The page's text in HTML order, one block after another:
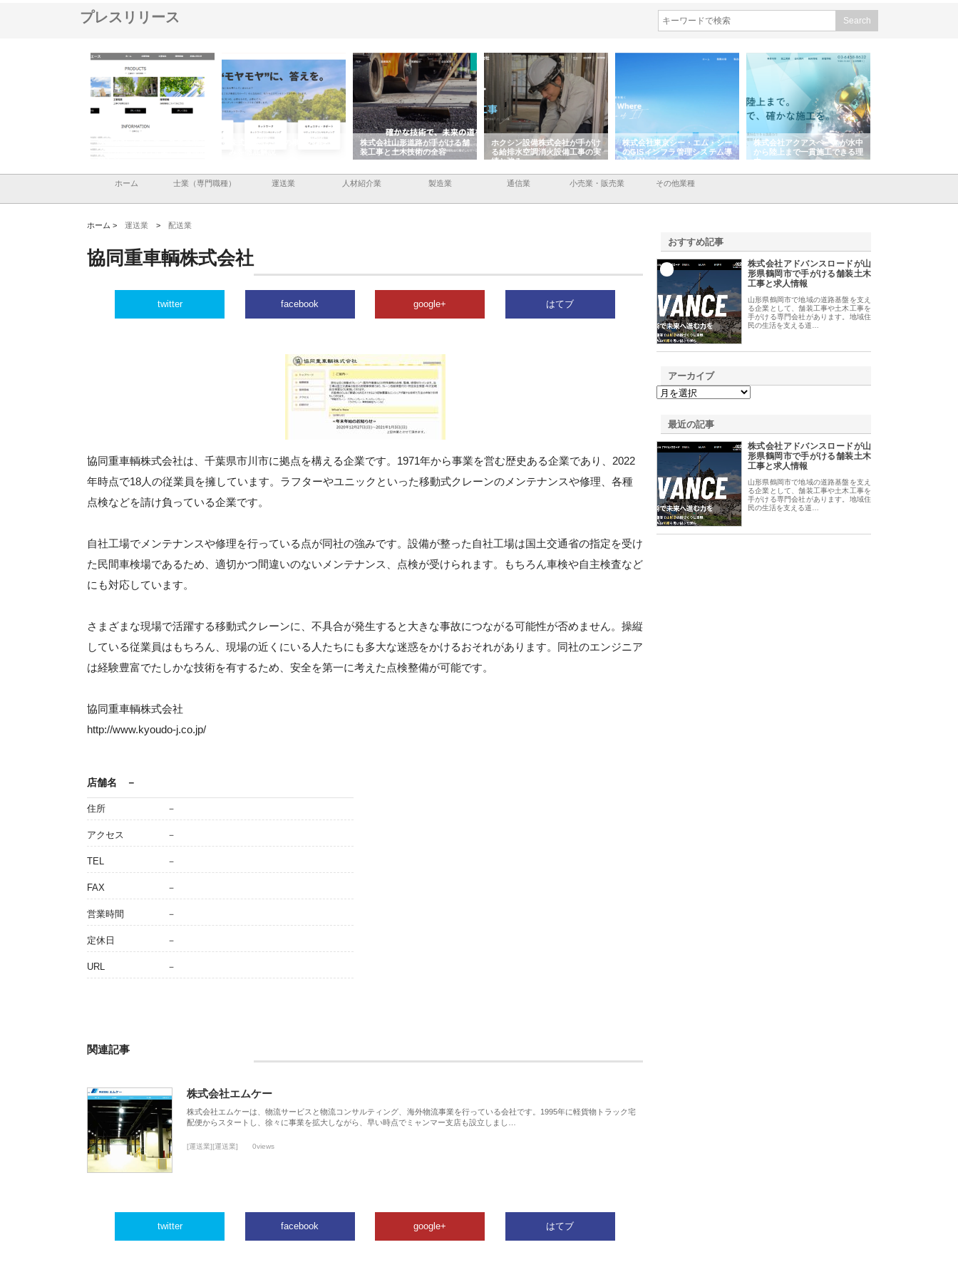
プレスリリース
イトが提供する充実した情報内
株式会社ＣＳＡの事業内容と強
株式会社山形道路が手がける舗
装工事と土木技術の全容
ホクシン設備株式会社が手がけ
る給排水空調消火設備工事の実
績と強み
株式会社東京シー・エム・シー
のGISインフラ管理システム導
入メリット
株式会社アクアスペースが水中
から陸上まで一貫施工できる理
由
ホーム 士業（専門職種） 運送業 人材紹介業 製造業 通信業 小売業・販売業 その他業種
ホーム > 運送業 > 配送業
協同重車輌株式会社
twitter facebook google+ はてブ
協同重車輌株式会社は、千葉県市川市に拠点を構える企業です。1971年から事業を営む歴史ある企業であり、2022
年時点で18人の従業員を擁しています。ラフターやユニックといった移動式クレーンのメンテナンスや修理、各種
点検などを請け負っている企業です。
自社工場でメンテナンスや修理を行っている点が同社の強みです。設備が整った自社工場は国土交通省の指定を受け
た民間車検場であるため、適切かつ間違いのないメンテナンス、点検が受けられます。もちろん車検や自主検査など
にも対応しています。
さまざまな現場で活躍する移動式クレーンに、不具合が発生すると大きな事故につながる可能性が否めません。操縦
している従業員はもちろん、現場の近くにいる人たちにも多大な迷惑をかけるおそれがあります。同社のエンジニア
は経験豊富でたしかな技術を有するため、安全を第一に考えた点検整備が可能です。
協同重車輌株式会社
http://www.kyoudo-j.co.jp/
店舗名 －
住所 －
アクセス －
TEL －
FAX －
営業時間 －
定休日 －
URL －
関連記事
株式会社エムケー
株式会社エムケーは、物流サービスと物流コンサルティング、海外物流事業を行っている会社です。1995年に軽貨物トラック宅
配便からスタートし、徐々に事業を拡大しながら、早い時点でミャンマー支店も設立しまし…
[運送業][運送業] 0views
twitter facebook google+ はてブ
おすすめ記事
株式会社アドバンスロードが山
形県鶴岡市で手がける舗装土木
工事と求人情報
山形県鶴岡市で地域の道路基盤を支え
る企業として、舗装工事や土木工事を
手がける専門会社があります。地域住
民の生活を支える道…
アーカイブ
最近の記事
株式会社アドバンスロードが山
形県鶴岡市で手がける舗装土木
工事と求人情報
山形県鶴岡市で地域の道路基盤を支え
る企業として、舗装工事や土木工事を
手がける専門会社があります。地域住
民の生活を支える道…